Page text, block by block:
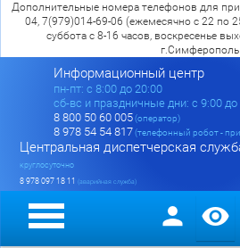
Дополнительные номера телефонов для
04, 7(979)014-69-06 (ежемесячно с 22 по
суббота с 8-16 часов, воскресенье
г.Симферополь
Информационный центр
пн-пт: c 8:00 до 20:00
сб-вс и праздничные дни: с 9:00 до
8 800 50 60 005(оператор)
8 978 54 54 817(телефонный робот -
Центральная диспетчерская
круглосуточно
8 978 097 18 11 (аварийная служба)